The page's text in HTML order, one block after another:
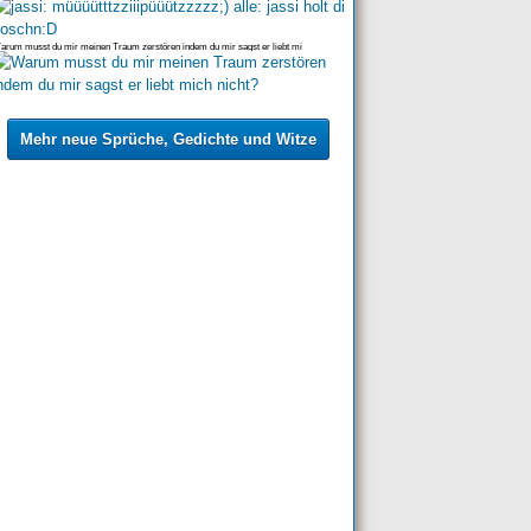
musst du mir meinen Traum zerstören indem du mir sagst er liebt mi
Mehr neue Sprüche, Gedichte und Witze